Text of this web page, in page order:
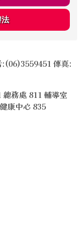
法
:(06)3559451 傳真:
務處 811 輔導室
康中心 835